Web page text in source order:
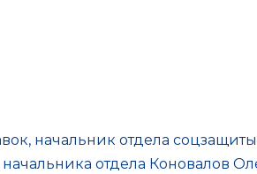
начальник отдела
отдела Коновалов